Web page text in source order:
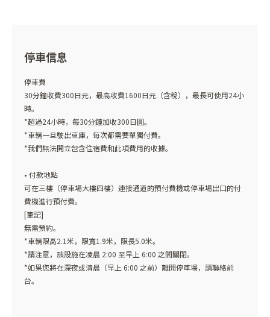
停車信息
停車費
30分鐘收費300日元，最高收費1600日元（含稅），最長可使用24小
時。
*超過24小時，每30分鐘加收300日圓。
*車輛一旦駛出車庫，每次都需要單獨付費。
*我們無法開立包含住宿費和此項費用的收據。
• 付款地點
可在三樓（停車場大樓四樓）連接通道的預付費機或停車場出口的付
費機進行預付費。
[筆記]
無需預約。
*車輛限高2.1米，限寬1.9米，限長5.0米。
*請注意，該設施在凌晨 2:00 至早上 6:00 之間關閉。
*如果您將在深夜或清晨（早上 6:00 之前）離開停車場，請聯絡前
台。